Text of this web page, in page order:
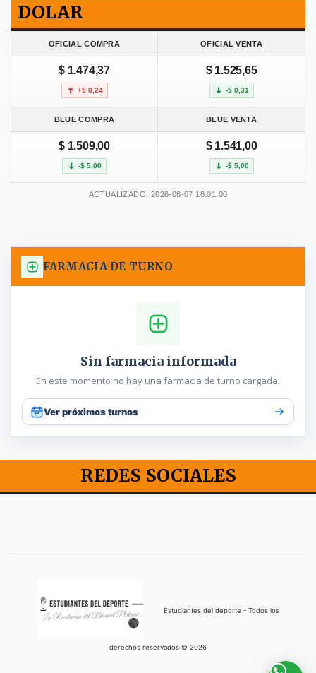
DOLAR
OFICIAL COMPRA OFICIAL VENTA
$ 1.474,37
+$ 0,24
$ 1.525,65
-$ 0,31
BLUE COMPRA BLUE VENTA
$ 1.509,00
-$ 5,00
$ 1.541,00
-$ 5,00
ACTUALIZADO: 2026-08-07 18:01:00
FARMACIA DE TURNO
Sin farmacia informada
En este momento no hay una farmacia de turno cargada.
Ver próximos turnos
REDES SOCIALES
Estudiantes del deporte - Todos los
derechos reservados © 2026